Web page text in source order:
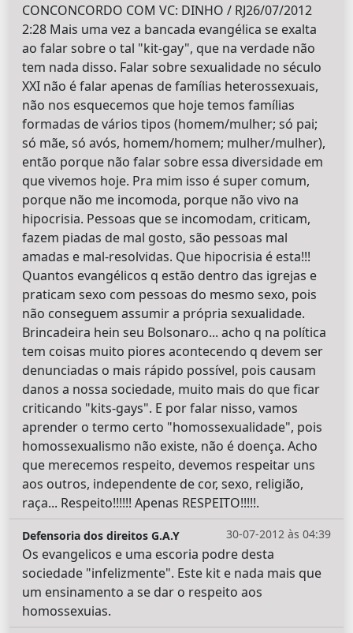
CONCONCORDO COM VC: DINHO / RJ26/07/2012
2:28 Mais uma vez a bancada evangélica se exalta
ao falar sobre o tal "kit-gay", que na verdade não
tem nada disso. Falar sobre sexualidade no século
XXI não é falar apenas de famílias heterossexuais,
não nos esquecemos que hoje temos famílias
formadas de vários tipos (homem/mulher; só pai;
só mãe, só avós, homem/homem; mulher/mulher),
então porque não falar sobre essa diversidade em
que vivemos hoje. Pra mim isso é super comum,
porque não me incomoda, porque não vivo na
hipocrisia. Pessoas que se incomodam, criticam,
fazem piadas de mal gosto, são pessoas mal
amadas e mal-resolvidas. Que hipocrisia é esta!!!
Quantos evangélicos q estão dentro das igrejas e
praticam sexo com pessoas do mesmo sexo, pois
não conseguem assumir a própria sexualidade.
Brincadeira hein seu Bolsonaro... acho q na política
tem coisas muito piores acontecendo q devem ser
denunciadas o mais rápido possível, pois causam
danos a nossa sociedade, muito mais do que ficar
criticando "kits-gays". E por falar nisso, vamos
aprender o termo certo "homossexualidade", pois
homossexualismo não existe, não é doença. Acho
que merecemos respeito, devemos respeitar uns
aos outros, independente de cor, sexo, religião,
raça... Respeito!!!!!! Apenas RESPEITO!!!!!.
30-07-2012 às 04:39
Defensoria dos direitos G.A.Y
Os evangelicos e uma escoria podre desta
sociedade "infelizmente". Este kit e nada mais que
um ensinamento a se dar o respeito aos
homossexuias.